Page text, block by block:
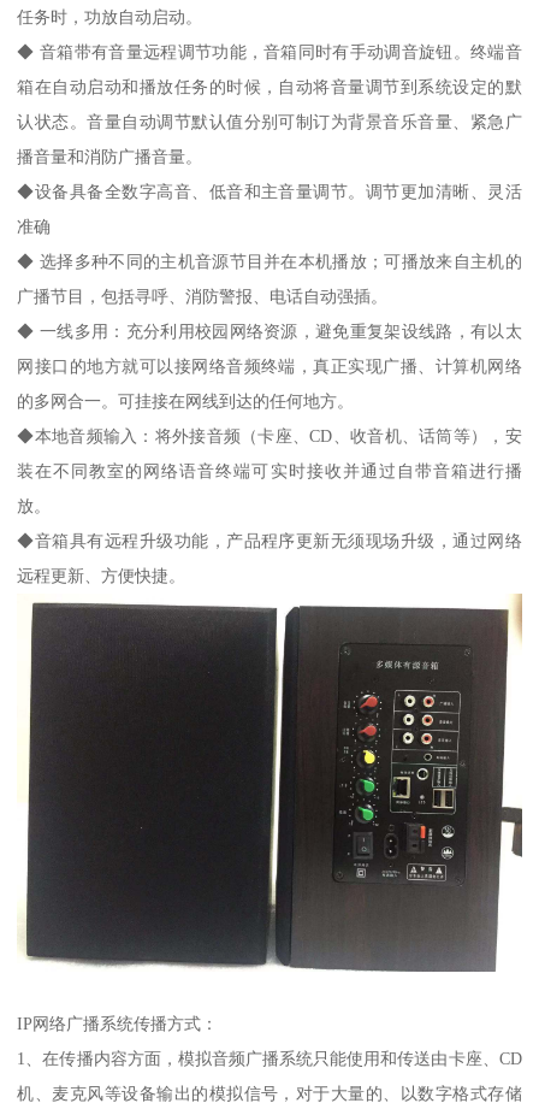
任务时，功放自动启动。
◆ 音箱带有音量远程调节功能，音箱同时有手动调音旋钮。终端音
箱在自动启动和播放任务的时候，自动将音量调节到系统设定的默
认状态。音量自动调节默认值分别可制订为背景音乐音量、紧急广
播音量和消防广播音量。
◆设备具备全数字高音、低音和主音量调节。调节更加清晰、灵活
准确
◆ 选择多种不同的主机音源节目并在本机播放；可播放来自主机的
广播节目，包括寻呼、消防警报、电话自动强插。
◆ 一线多用：充分利用校园网络资源，避免重复架设线路，有以太
网接口的地方就可以接网络音频终端，真正实现广播、计算机网络
的多网合一。可挂接在网线到达的任何地方。
◆本地音频输入：将外接音频（卡座、CD、收音机、话筒等），安
装在不同教室的网络语音终端可实时接收并通过自带音箱进行播
放。
◆音箱具有远程升级功能，产品程序更新无须现场升级，通过网络
远程更新、方便快捷。
IP网络广播系统传播方式：
1、在传播内容方面，模拟音频广播系统只能使用和传送由卡座、CD
机、麦克风等设备输出的模拟信号，对于大量的、以数字格式存储